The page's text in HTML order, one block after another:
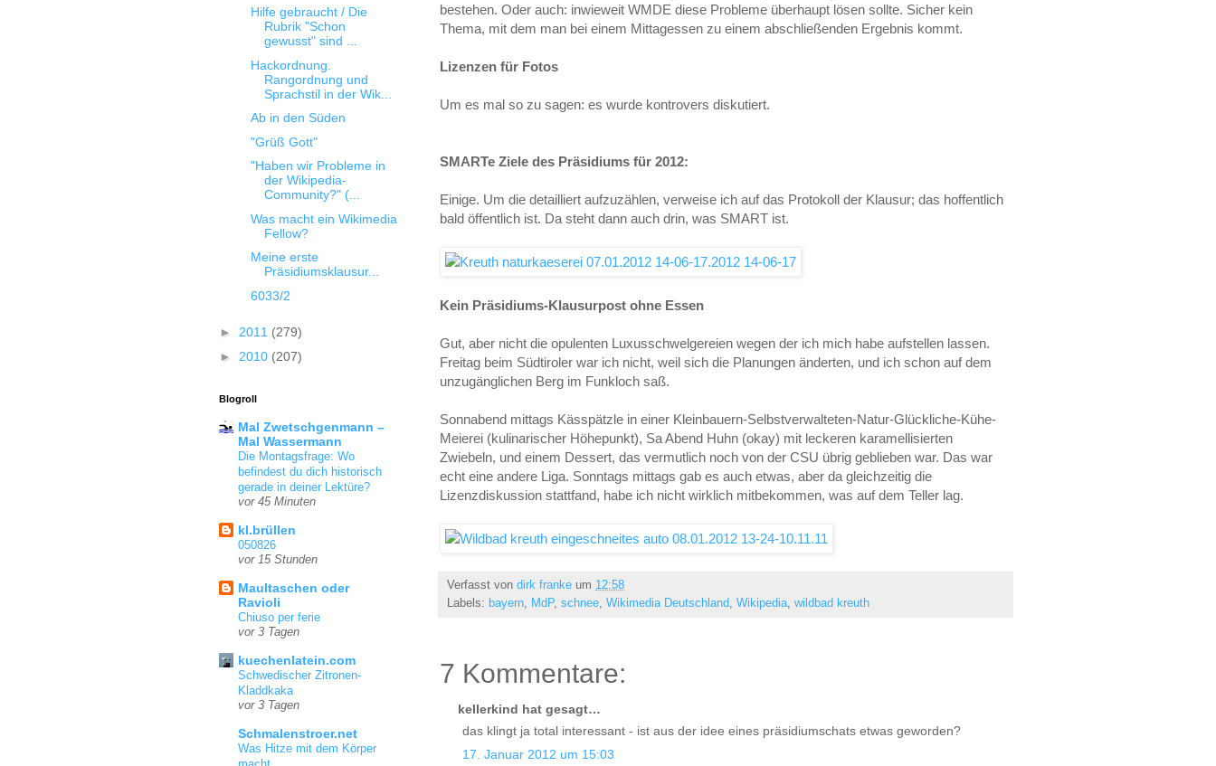
bestehen. Oder auch: inwieweit WMDE diese Probleme überhaupt lösen sollte. Sicher kein
Thema, mit dem man bei einem Mittagessen zu einem abschließenden Ergebnis kommt.
Lizenzen für Fotos
Um es mal so zu sagen: es wurde kontrovers diskutiert.
SMARTe Ziele des Präsidiums für 2012:
Einige. Um die detailliert aufzuzählen, verweise ich auf das Protokoll der Klausur; das hoffentlich
bald öffentlich ist. Da steht dann auch drin, was SMART ist.
Kein Präsidiums-Klausurpost ohne Essen
Gut, aber nicht die opulenten Luxusschwelgereien wegen der ich mich habe aufstellen lassen.
Freitag beim Südtiroler war ich nicht, weil sich die Planungen änderten, und ich schon auf dem
unzugänglichen Berg im Funkloch saß.
Sonnabend mittags Kässpätzle in einer Kleinbauern-Selbstverwalteten-Natur-Glückliche-Kühe-
Meierei (kulinarischer Höhepunkt), Sa Abend Huhn (okay) mit leckeren karamellisierten
Zwiebeln, und einem Dessert, das vermutlich noch von der CSU übrig geblieben war. Das war
echt eine andere Liga. Sonntags mittags gab es auch etwas, aber da gleichzeitig die
Lizenzdiskussion stattfand, habe ich nicht wirklich mitbekommen, was auf dem Teller lag.
Verfasst von dirk franke um 12:58
Labels: bayern, MdP, schnee, Wikimedia Deutschland, Wikipedia, wildbad kreuth
7 Kommentare:
kellerkind hat gesagt…
das klingt ja total interessant - ist aus der idee eines präsidiumschats etwas geworden?
17. Januar 2012 um 15:03
Hilfe gebraucht / Die
Rubrik "Schon
gewusst" sind ...
Hackordnung.
Rangordnung und
Sprachstil in der Wik...
Ab in den Süden
"Grüß Gott"
"Haben wir Probleme in
der Wikipedia-
Community?" (...
Was macht ein Wikimedia
Fellow?
Meine erste
Präsidiumsklausur...
6033/2
► 2011 (279)
► 2010 (207)
Blogroll
Mal Zwetschgenmann –
Mal Wassermann
Die Montagsfrage: Wo
befindest du dich historisch
gerade in deiner Lektüre?
vor 45 Minuten
kl.brüllen
050826
vor 15 Stunden
Maultaschen oder
Ravioli
Chiuso per ferie
vor 3 Tagen
kuechenlatein.com
Schwedischer Zitronen-
Kladdkaka
vor 3 Tagen
Schmalenstroer.net
Was Hitze mit dem Körper
macht